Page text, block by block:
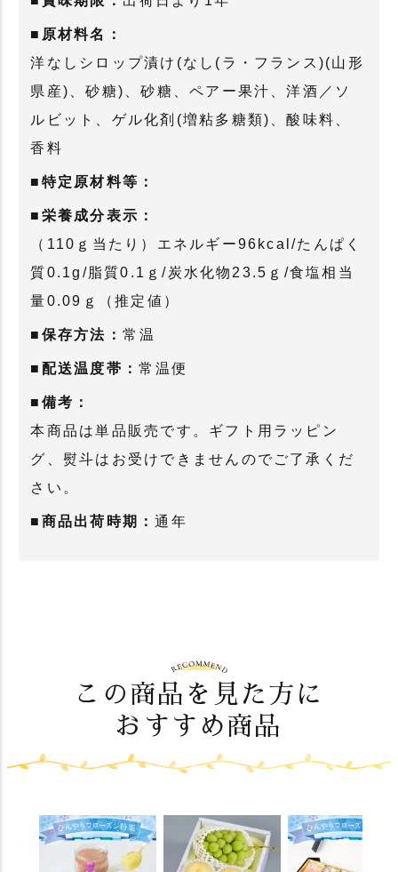
■原材料名：
洋なしシロップ漬け(なし(ラ・フランス)(山形
県産)、砂糖)、砂糖、ペアー果汁、洋酒／ソ
ルビット、ゲル化剤(増粘多糖類)、酸味料、
香料
■特定原材料等：
■栄養成分表示：
（110ｇ当たり）エネルギー96kcal/たんぱく
質0.1g/脂質0.1ｇ/炭水化物23.5ｇ/食塩相当
量0.09ｇ（推定値）
■保存方法： 常温
■配送温度帯：常温便
■備考：
本商品は単品販売です。ギフト用ラッピン
グ、熨斗はお受けできませんのでご了承くだ
さい。
■商品出荷時期：通年
この商品を見た方に
おすすめ商品